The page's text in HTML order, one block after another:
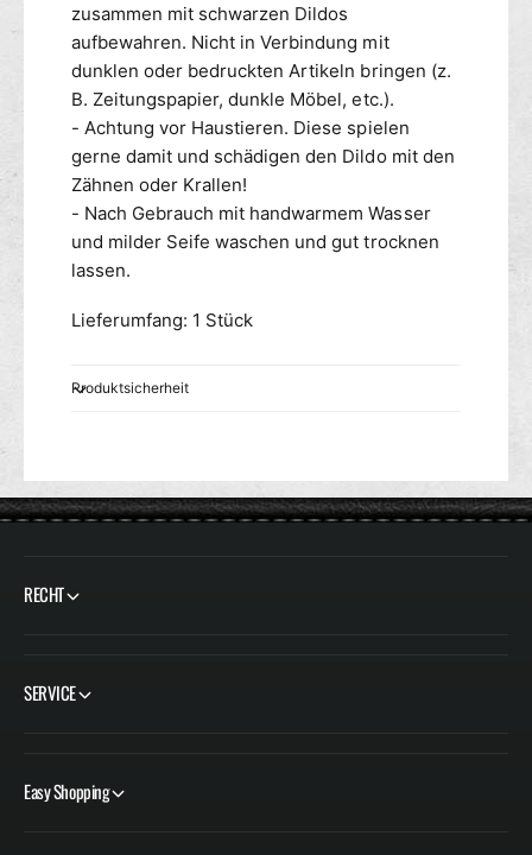
zusammen mit schwarzen Dildos
aufbewahren. Nicht in Verbindung mit
dunklen oder bedruckten Artikeln bringen (z.
B. Zeitungspapier, dunkle Möbel, etc.).
- Achtung vor Haustieren. Diese spielen
gerne damit und schädigen den Dildo mit den
Zähnen oder Krallen!
- Nach Gebrauch mit handwarmem Wasser
und milder Seife waschen und gut trocknen
lassen.
Lieferumfang: 1 Stück
Produktsicherheit
RECHT
SERVICE
Easy Shopping